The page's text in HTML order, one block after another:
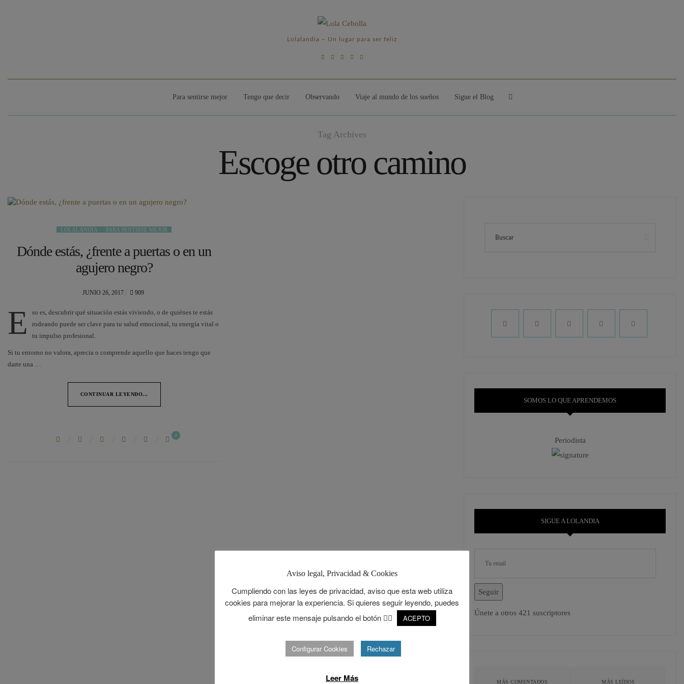
Lolalandia – Un lugar para ser feliz
Para sentirse mejor Tengo que decir Observando Viaje al mundo de los sueños Sigue el Blog
Tag Archives
Escoge otro camino
LOLALANDIA PARA SENTIRSE MEJOR
Dónde estás, ¿frente a puertas o en un
agujero negro?
POSTED
JUNIO 26, 2017 909
E
so es, descubrir qué situación estás viviendo, o de quiénes te estás
rodeando puede ser clave para tu salud emocional, tu energía vital o
tu impulso profesional.
Si tu entorno no valora, aprecia o comprende aquello que haces tengo que
darte una …
CONTINUAR LEYENDO...
0
SOMOS LO QUE APRENDEMOS
Periodista
SIGUE A LOLANDIA
Seguir
Únete a otros 421 suscriptores
MÁS COMENTADOS MÁS LEÍDOS
Aviso legal, Privacidad & Cookies
Cumpliendo con las leyes de privacidad, aviso que esta web utiliza
cookies para mejorar la experiencia. Si quieres seguir leyendo, puedes
eliminar este mensaje pulsando el botón 👉🏻
ACEPTO
Configurar Cookies Rechazar
Leer Más